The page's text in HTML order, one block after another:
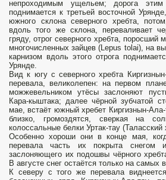
непроходимым ущельем; дорога
поднимается к третьей восточной
южного склона северного хребта,
вдоль того же склона, переваливает
гряду, отрог северного хребта,
многочисленных зайцев (Lepus tolai), на
карнизом вдоль этого отрога
Урянде.
Вид к югу с северного хребта
перевала, великолепен: на первом
можжевельником утёсы заслоняют
Кара-кыштака; далее чёрной зубчатой
мае, встаёт южный хребет Киргизнын-
близко, громоздятся, сверкая на
колоссальные белки Уртак-тау (Таласский
Особенно хороши они в конце мая,
перевала часть их покрыта снегом
заслоняющего их подошвы чёрного
В августе снег остаётся только на самых
К северу с того же перевала